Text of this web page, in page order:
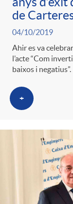
de
04/10/2019
Ahir es va
l’acte “Com
baixos i negatius”.
+